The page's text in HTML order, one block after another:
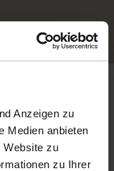
Anzeigen zu
Medien anbieten
Website zu
zu Ihrer